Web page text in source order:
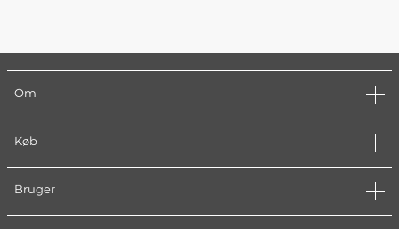
Om
Køb
Bruger